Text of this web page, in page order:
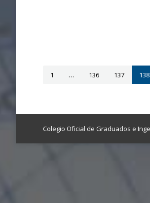
1 … 136 137 138
Colegio Oficial de Graduados e